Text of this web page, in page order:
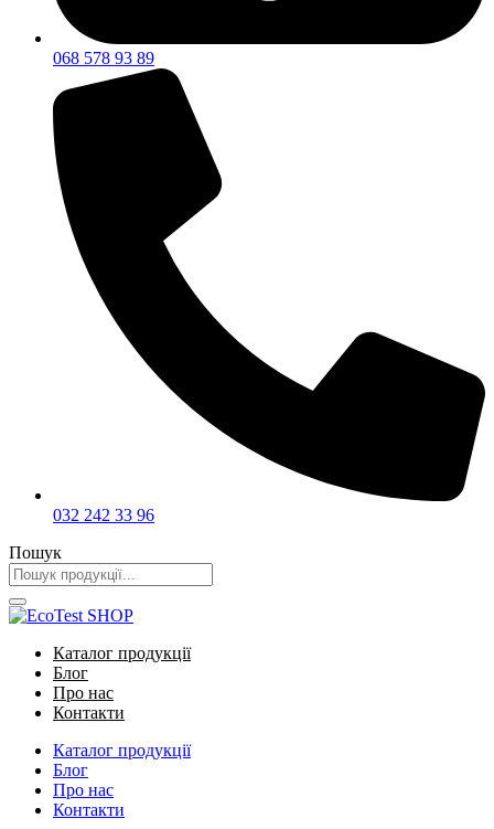
068 578 93 89
032 242 33 96
Пошук
Каталог продукції
Блог
Про нас
Контакти
Каталог продукції
Блог
Про нас
Контакти